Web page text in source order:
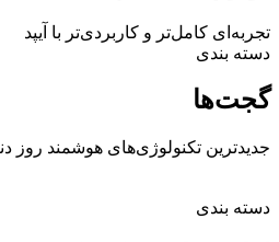
تجربه‌ای کامل‌تر و کاربردی‌تر با آیپد
دسته بندی
گجت‌ها
جدیدترین تکنولوژی‌های هوشمند روز
دسته بندی